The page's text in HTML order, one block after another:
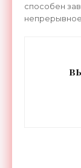
способен